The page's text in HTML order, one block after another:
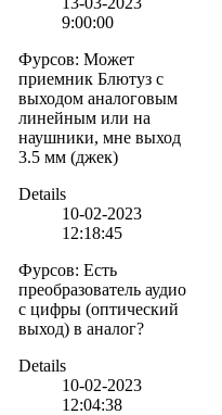
9:00:00
Фурсов: Может
приемник Блютуз с
выходом аналоговым
линейным или на
наушники, мне выход
3.5 мм (джек)
Details
10-02-2023
12:18:45
Фурсов: Есть
преобразователь аудио
с цифры (оптический
выход) в аналог?
Details
10-02-2023
12:04:38